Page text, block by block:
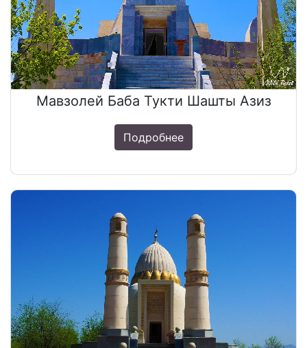
Мавзолей Баба Тукти Шашты Азиз
Подробнее